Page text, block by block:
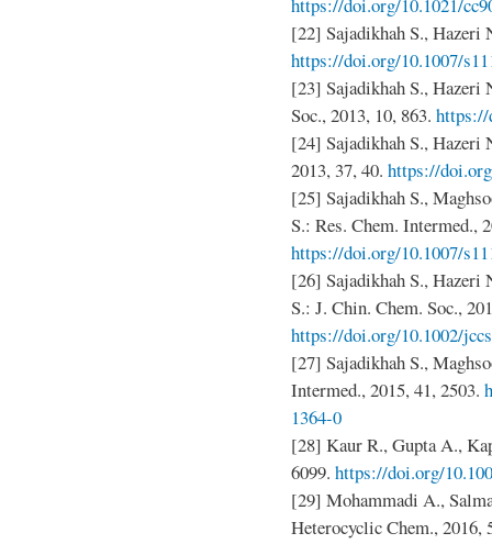
https://doi.org/10.1021/
[22] Sajadikhah S., Hazeri
https://doi.org/10.1007/
[23] Sajadikhah S., Hazeri
Soc., 2013, 10, 863. https://
[24] Sajadikhah S., Hazeri
2013, 37, 40. https://
[25] Sajadikhah S.,
S.: Res. Chem. Intermed.,
https://doi.org/10.1007/
[26] Sajadikhah S.,
S.: J. Chin. Chem. Soc.,
https://doi.org/10.1002/
[27] Sajadikhah S.,
Intermed., 2015, 41, 2503.
1364-0
[28] Kaur R., Gupta A.,
6099. https://doi.org/
[29] Mohammadi A.,
Heterocyclic Chem., 2016,